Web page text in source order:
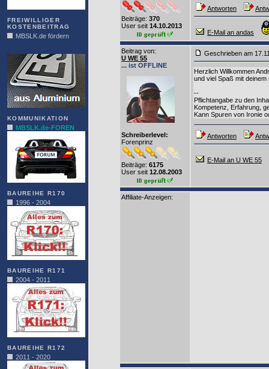
FREIWILLIGER
KOSTENBEITRAG
MBSLK.de fördern
KOMMUNIKATION
MBSLK.de-FOREN
BAUREIHE R170
1996 - 2004
BAUREIHE R171
2004 - 2011
BAUREIHE R172
2011 - 2020
Beiträge: 370
User seit 14.10.2013
Antworten
E-Mail an andas
Beitrag von:
U WE 55
... ist OFFLINE
Schreiberlevel:
Forenprinz
Beiträge: 6175
User seit 12.08.2003
Geschrieben am
Herzlich Willkommen
und viel Spaß mit deinem
--
Pflichtangabe zu den
Kompetenz, Erfahrung,
Kann Spuren von Ironie
Antworten
E-Mail an U WE 55
Affiliate-Anzeigen: